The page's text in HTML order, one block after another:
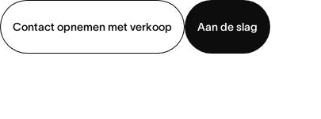
Contact opnemen met verkoop
Aan de slag